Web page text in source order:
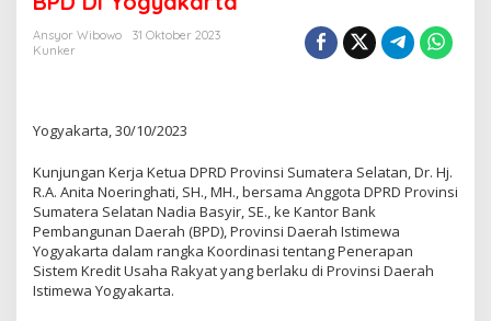
Ansyor Wibowo
31 Oktober 2023
Kunker
Yogyakarta, 30/10/2023
Kunjungan Kerja Ketua DPRD Provinsi Sumatera Selatan, Dr. Hj.
R.A. Anita Noeringhati, SH., MH., bersama Anggota DPRD Provinsi
Sumatera Selatan Nadia Basyir, SE., ke Kantor Bank
Pembangunan Daerah (BPD), Provinsi Daerah Istimewa
Yogyakarta dalam rangka Koordinasi tentang Penerapan
Sistem Kredit Usaha Rakyat yang berlaku di Provinsi Daerah
Istimewa Yogyakarta.